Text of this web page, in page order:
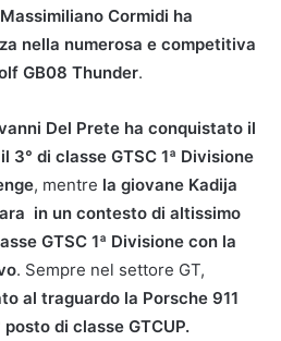
Massimiliano Cormidi ha
nella numerosa e competitiva
GB08 Thunder.
Del Prete ha conquistato il
3° di classe GTSC 1ª Divisione
, mentre la giovane Kadija
in un contesto di altissimo
GTSC 1ª Divisione con la
. Sempre nel settore GT,
al traguardo la Porsche 911
di classe GTCUP.